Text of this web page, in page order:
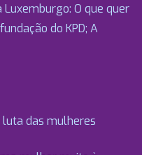
Luxemburgo: O que quer
do KPD; A
luta das mulheres